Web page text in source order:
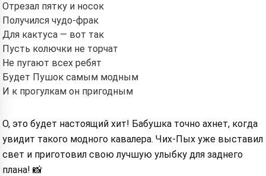
Отрезал пятку и носок
Получился чудо-фрак
Для кактуса — вот так
Пусть колючки не торчат
Не пугают всех ребят
Будет Пушок самым модным
И к прогулкам он пригодным
О, это будет настоящий хит! Бабушка точно ахнет, когда
увидит такого модного кавалера. Чих-Пых уже выставил
свет и приготовил свою лучшую улыбку для заднего
плана! 📸